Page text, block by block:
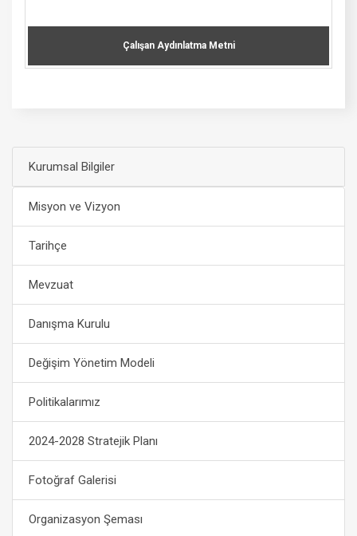
Çalışan Aydınlatma Metni
Kurumsal Bilgiler
Misyon ve Vizyon
Tarihçe
Mevzuat
Danışma Kurulu
Değişim Yönetim Modeli
Politikalarımız
2024-2028 Stratejik Planı
Fotoğraf Galerisi
Organizasyon Şeması